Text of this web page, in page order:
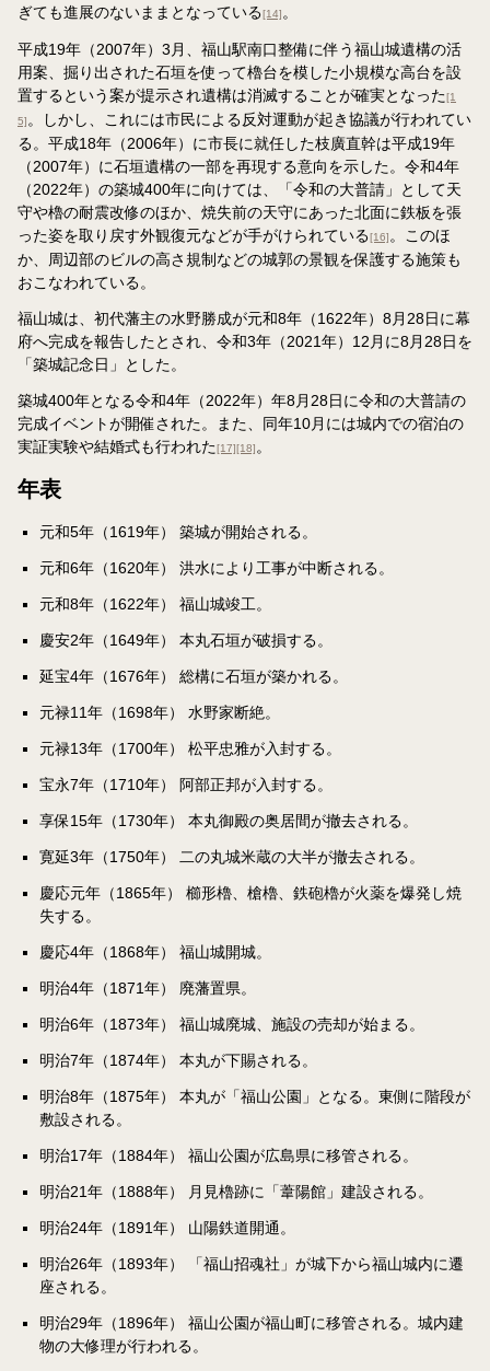
ぎても進展のないままとなっている[14] 。
平成19年（2007年）3月、福山駅南口整備に伴う福山城遺構の活
用案、掘り出された石垣を使って櫓台を模した小規模な高台を設
置するという案が提示され遺構は消滅することが確実となった[1
5] 。しかし、これには市民による反対運動が起き協議が行われてい
る。平成18年（2006年）に市長に就任した枝廣直幹は平成19年
（2007年）に石垣遺構の一部を再現する意向を示した。令和4年
（2022年）の築城400年に向けては、「令和の大普請」として天
守や櫓の耐震改修のほか、焼失前の天守にあった北面に鉄板を張
った姿を取り戻す外観復元などが手がけられている[16] 。このほ
か、周辺部のビルの高さ規制などの城郭の景観を保護する施策も
おこなわれている。
福山城は、初代藩主の水野勝成が元和8年（1622年）8月28日に幕
府へ完成を報告したとされ、令和3年（2021年）12月に8月28日を
「築城記念日」とした。
築城400年となる令和4年（2022年）年8月28日に令和の大普請の
完成イベントが開催された。また、同年10月には城内での宿泊の
実証実験や結婚式も行われた[17][18] 。
年表
元和5年（1619年） 築城が開始される。
元和6年（1620年） 洪水により工事が中断される。
元和8年（1622年） 福山城竣工。
慶安2年（1649年） 本丸石垣が破損する。
延宝4年（1676年） 総構に石垣が築かれる。
元禄11年（1698年） 水野家断絶。
元禄13年（1700年） 松平忠雅が入封する。
宝永7年（1710年） 阿部正邦が入封する。
享保15年（1730年） 本丸御殿の奥居間が撤去される。
寛延3年（1750年） 二の丸城米蔵の大半が撤去される。
慶応元年（1865年） 櫛形櫓、槍櫓、鉄砲櫓が火薬を爆発し焼
失する。
慶応4年（1868年） 福山城開城。
明治4年（1871年） 廃藩置県。
明治6年（1873年） 福山城廃城、施設の売却が始まる。
明治7年（1874年） 本丸が下賜される。
明治8年（1875年） 本丸が「福山公園」となる。東側に階段が
敷設される。
明治17年（1884年） 福山公園が広島県に移管される。
明治21年（1888年） 月見櫓跡に「葦陽館」建設される。
明治24年（1891年） 山陽鉄道開通。
明治26年（1893年） 「福山招魂社」が城下から福山城内に遷
座される。
明治29年（1896年） 福山公園が福山町に移管される。城内建
物の大修理が行われる。